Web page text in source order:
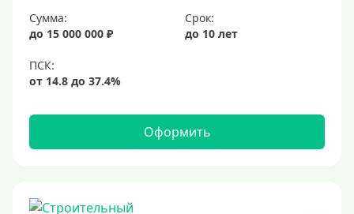
Долгосрочные
Год
3 года
4 года
6 лет
Сумма:
до 15 000 000 ₽
Срок:
до 10 лет
Оформить